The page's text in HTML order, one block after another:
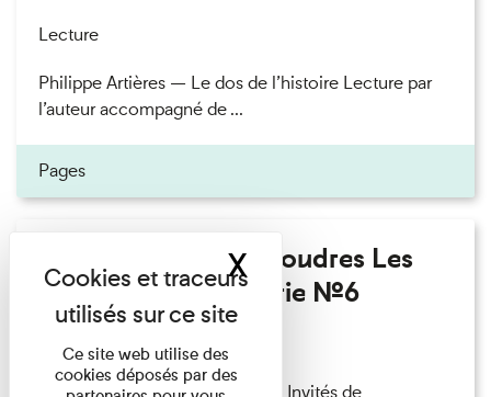
Lecture
Philippe Artières — Le dos de l’histoire Lecture par
l’auteur accompagné de ...
Pages
Fanny Taillandier - Foudres Les
Invités de l’Imprimerie n°6
Lecture
Fanny Taillandier – Foudres Les Invités de
Ce site web utilise des
cookies déposés par des
XMasquer le